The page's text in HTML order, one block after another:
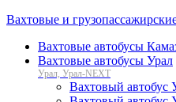
Вахтовые и
Вахтовые автобусы
Вахтовые автобусы Урал
Урал, Урал-NEXT
Вахтовый автобус